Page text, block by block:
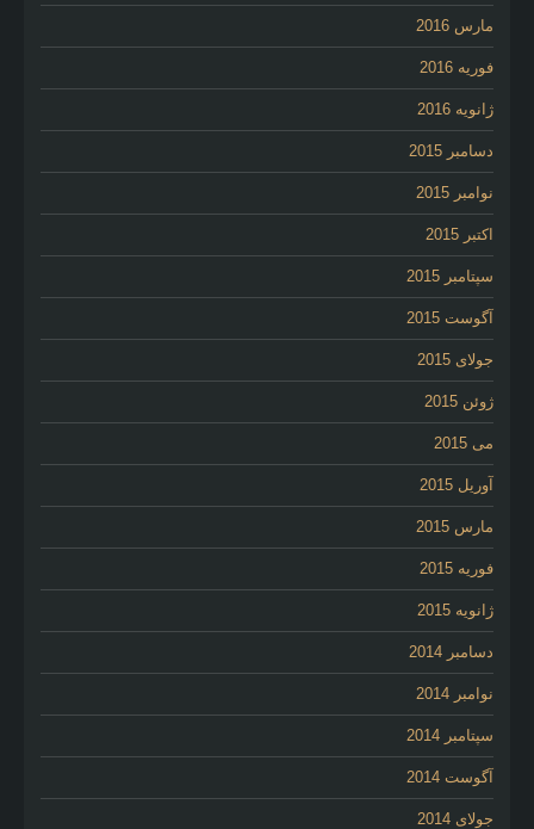
مارس 2016
فوریه 2016
ژانویه 2016
دسامبر 2015
نوامبر 2015
اکتبر 2015
سپتامبر 2015
آگوست 2015
جولای 2015
ژوئن 2015
می 2015
آوریل 2015
مارس 2015
فوریه 2015
ژانویه 2015
دسامبر 2014
نوامبر 2014
سپتامبر 2014
آگوست 2014
جولای 2014